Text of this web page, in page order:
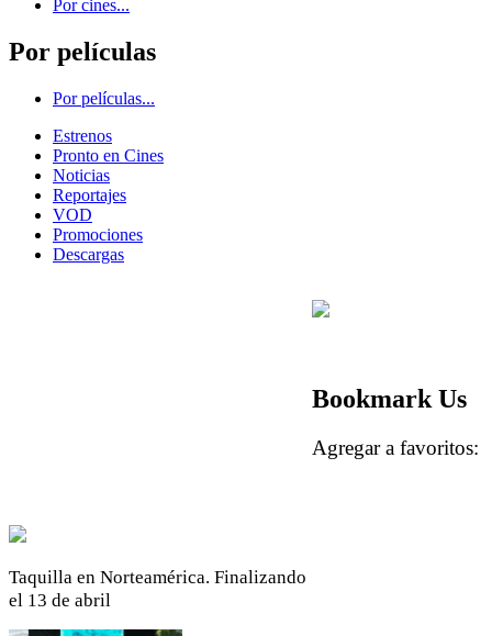
Por cines...
Por películas
Por películas...
Estrenos
Pronto en Cines
Noticias
Reportajes
VOD
Promociones
Descargas
Taquilla en Norteamérica. Finalizando
el 13 de abril
Bookmark Us
Agregar a